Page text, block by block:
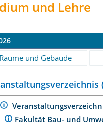
und Lehre
Räume und Gebäude
Fakultät Bau- und